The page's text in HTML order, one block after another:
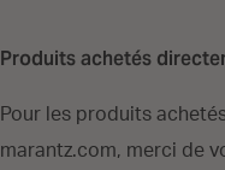
Produits achetés
Pour les produits
marantz.com, merci de